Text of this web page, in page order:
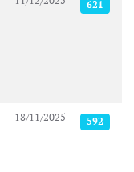
621
18/11/2025 592